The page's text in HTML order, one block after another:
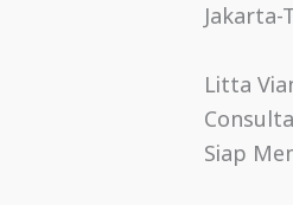
Jakarta-
Litta
Siap